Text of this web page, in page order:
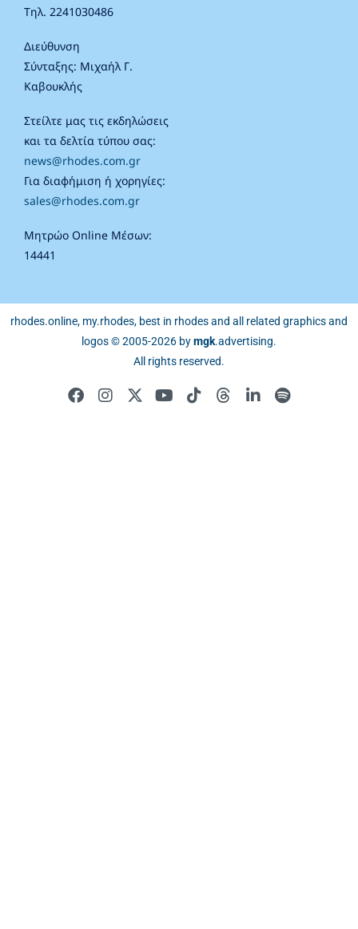
Τηλ. 2241030486
Διεύθυνση
Σύνταξης: Μιχαήλ Γ.
Καβουκλής
Στείλτε μας τις εκδηλώσεις
και τα δελτία τύπου σας:
news@rhodes.com.gr
Για διαφήμιση ή χορηγίες:
sales@rhodes.com.gr
Μητρώο Online Μέσων:
14441
rhodes.online, my.rhodes, best in rhodes and all related graphics and
logos © 2005-2026 bymgk.advertising.
All rights reserved.